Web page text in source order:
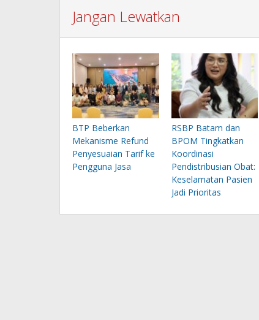
Jangan Lewatkan
BTP Beberkan
Mekanisme Refund
Penyesuaian Tarif ke
Pengguna Jasa
RSBP Batam dan
BPOM Tingkatkan
Koordinasi
Pendistribusian Obat:
Keselamatan Pasien
Jadi Prioritas